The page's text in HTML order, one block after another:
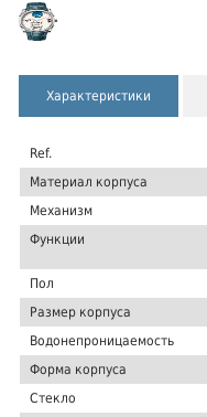
Характеристики
Ref.
Материал корпуса
Механизм
Функции
Пол
Размер корпуса
Водонепроницаемость
Форма корпуса
Стекло